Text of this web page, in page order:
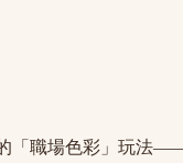
「職場色彩」玩法